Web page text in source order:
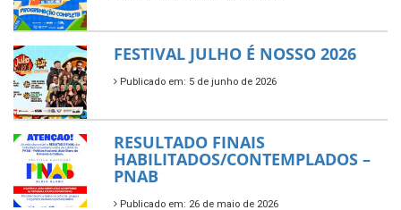
FESTIVAL JULHO É NOSSO 2026
Publicado em: 5 de junho de 2026
RESULTADO FINAIS
HABILITADOS/CONTEMPLADOS –
PNAB
Publicado em: 26 de maio de 2026